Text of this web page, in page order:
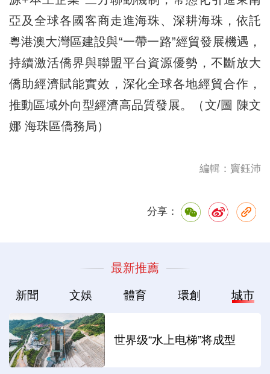
亞及全球各國客商走進海珠、深耕海珠，依託
粵港澳大灣區建設與“一帶一路”經貿發展機遇，
持續激活僑界與聯盟平台資源優勢，不斷放大
僑助經濟賦能實效，深化全球各地經貿合作，
推動區域外向型經濟高品質發展。（文/圖 陳文
娜 海珠區僑務局）
編輯：竇鈺沛
分享：
最新推薦
新聞 文娛 體育 環創 城市
世界级“水上电梯”将成型